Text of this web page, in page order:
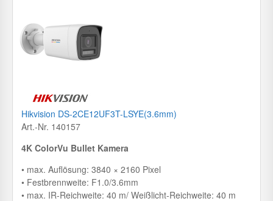
Hikvision DS-2CE12UF3T-LSYE(3.6mm)
Art.-Nr. 140157
4K ColorVu Bullet Kamera
• max. Auflösung: 3840 × 2160 Pixel
• Festbrennweite: F1.0/3.6mm
• max. IR-Reichweite: 40 m/ Weißlicht-Reichweite: 40 m